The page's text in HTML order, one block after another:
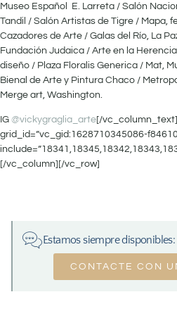
Museo Español E. Larreta / Salón
Tandil / Salón Artistas de Tigre / Mapa,
Cazadores de Arte / Galas del Río, La
Fundación Judaica / Arte en la
diseño / Plaza Floralis Generica / Mat,
Bienal de Arte y Pintura Chaco /
Merge art, Washington.
IG @vickygraglia_arte[/
grid_id=”vc_gid:1628710345086-
[/vc_column][/vc_row]
Estamos siempre disponibles:
CONTACTE CON